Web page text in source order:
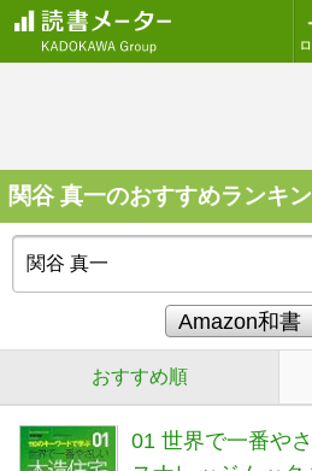
関谷 真一のおすすめランキ
おすすめ順
01 世界で一番や